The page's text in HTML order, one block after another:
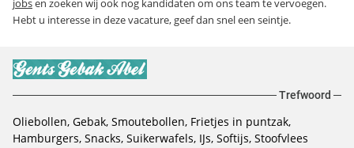
jobsen zoeken wij ook nog kandidaten om ons team te vervoegen.
Hebt u interesse in deze vacature, geef dan snel een seintje.
Trefwoord
Oliebollen, Gebak, Smoutebollen, Frietjes in puntzak,
Hamburgers, Snacks, Suikerwafels, IJs, Softijs, Stoofvlees